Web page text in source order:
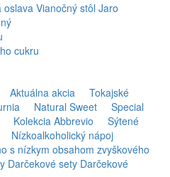
oslava Vianočný stôl Jaro
cukru
Aktuálna akcia
Tokajské
Natural Sweet
Special
Kolekcia Abbrevio
Sýtené
Nízkoalkoholický nápoj
s nízkym obsahom zvyškového
Darčekové sety Darčekové